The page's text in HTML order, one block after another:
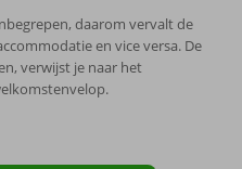
daarom vervalt de
en vice versa. De
verwijst je naar het